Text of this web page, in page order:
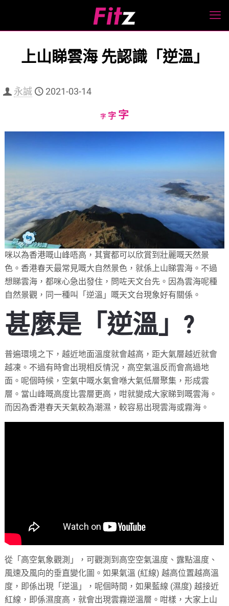
上山睇雲海 先認識「逆溫」
永誠 2021-03-14
字Decrease
字Reset
字Increase
咪以為香港嘅山峰唔高，其實都可以欣賞到壯麗嘅天然景
色。香港春天最常見嘅大自然景色，就係上山睇雲海。不過
想睇雲海，都咪心急出發住，問咗天文台先。因為雲海呢種
自然景觀，同一種叫「逆溫」嘅天文台現象好有關係。
甚麼是「逆溫」?
普遍環境之下，越近地面溫度就會越高，距大氣層越近就會
越凍。不過有時會出現相反情況，高空氣溫反而會高過地
面。呢個時候，空氣中嘅水氣會喺大氣低層聚集，形成雲
層。當山峰嘅高度比雲層更高，咁就變成大家睇到嘅雲海。
而因為香港春天天氣較為潮濕，較容易出現雲海或霧海。
從「高空氣象觀測」，可觀測到高空空氣溫度、露點溫度、
風速及風向的垂直變化圖。如果氣溫 (紅線) 越高位置越高溫
度，即係出現「逆溫」，呢個時間，如果藍線 (濕度) 越接近
紅線，即係濕度高，就會出現雲霧逆溫層。咁樣，大家上山